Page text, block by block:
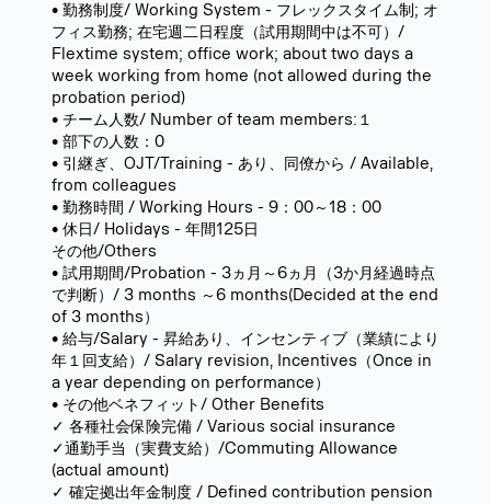
• 勤務制度/ Working System - フレックスタイム制; オ
フィス勤務; 在宅週二日程度（試用期間中は不可）/
Flextime system; office work; about two days a
week working from home (not allowed during the
probation period)
• チーム人数/ Number of team members:１
• 部下の人数：0
• 引継ぎ、OJT/Training - あり、同僚から / Available,
from colleagues
• 勤務時間 / Working Hours - 9：00～18：00
• 休日/ Holidays - 年間125日
その他/Others
• 試用期間/Probation - 3ヵ月～6ヵ月（3か月経過時点
で判断）/ 3 months ～6 months(Decided at the end
of 3 months）
• 給与/Salary - 昇給あり、インセンティブ（業績により
年１回支給）/ Salary revision, Incentives（Once in
a year depending on performance）
• その他ベネフィット/ Other Benefits
✓ 各種社会保険完備 / Various social insurance
✓通勤手当（実費支給）/Commuting Allowance
(actual amount)
✓ 確定拠出年金制度 / Defined contribution pension